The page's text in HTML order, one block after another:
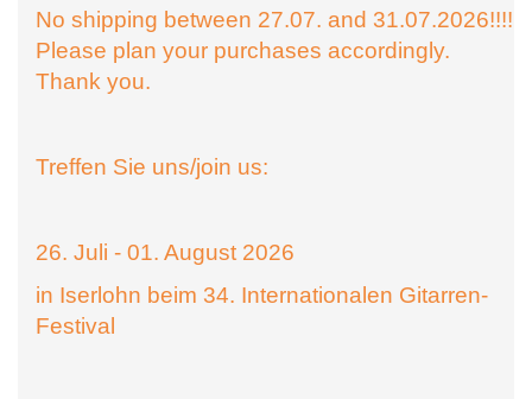
No shipping between 27.07. and 31.07.2026!!!!
Please plan your purchases accordingly.
Thank you.
Treffen Sie uns/join us:
26. Juli - 01. August 2026
in Iserlohn beim 34. Internationalen Gitarren-
Festival